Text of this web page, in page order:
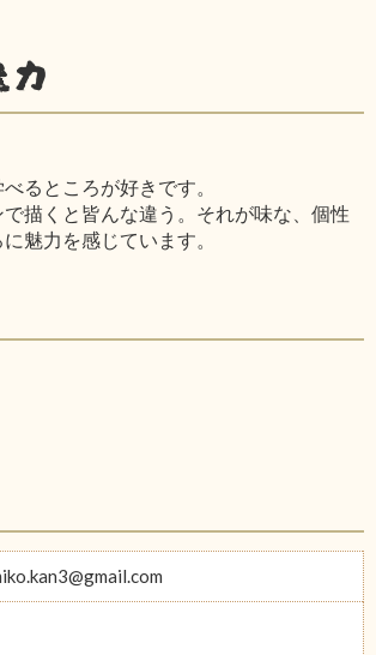
力
るところが好きです。
描くと皆んな違う。それが味な、個性
魅力を感じています。